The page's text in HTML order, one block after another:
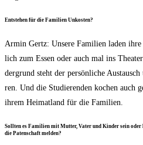
Ent­ste­hen für die Fami­li­en Unkosten?
Armin Gertz: Unse­re Fami­li­en laden
lich zum Essen oder auch mal ins
der­grund steht der per­sön­li­che
ren. Und die Stu­die­ren­den kochen auch
ihrem Hei­mat­land für die Familien.
Soll­ten es Fami­li­en mit Mut­ter, Vater und Kin­der sein oder
die Paten­schaft melden?